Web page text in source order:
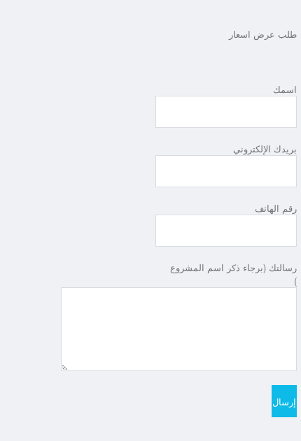
طلب عرض اسعار
اسمك
بريدك الإلكتروني
رقم الهاتف
رسالتك (برجاء ذكر اسم المشروع
)